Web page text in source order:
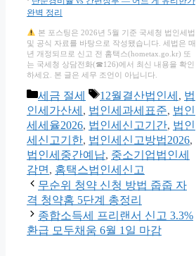
완벽 정리
본 포스팅은 2026년 5월 기준 국세청 법인세법
및 공식 자료를 바탕으로 작성됐습니다. 세법은 매
년 개정되므로 신고 전 홈택스(hometax.go.kr) 또
는 국세청 상담전화(☎126)에서 최신 내용을 확인
하세요. 본 글은 세무 조언이 아닙니다.
카
테
고
리
세금 절세
태
그
12월결산법인세 , 법
인세가산세 , 법인세과세표준, 법인
세세율2026, 법인세신고기간, 법인
세신고기한, 법인세신고방법2026,
법인세중간예납, 중소기업법인세
감면 , 홈택스법인세신고
무순위 청약 신청 방법 줍줍 자
격 청약홈 5단계 총정리
종합소득세 프리랜서 신고 3.3%
환급 모두채움 6월 1일 마감